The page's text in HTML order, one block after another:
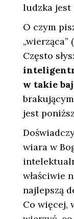
ludzka jest
O czym
„wierząca”
Często
w takie
jest
wiara w
właściwie
najlepszą
Co więcej,